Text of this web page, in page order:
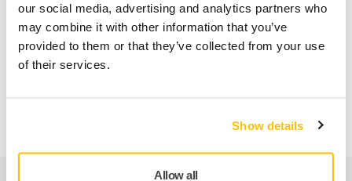
our social media, advertising and analytics partners who
may combine it with other information that you’ve
provided to them or that they’ve collected from your use
of their services.
Show details
Allow all
The rubber-coated handle makes the sander comfortable to
hold and prevents it from getting cold. We care about your,
and your co-worker’s, health and comfort, and the low